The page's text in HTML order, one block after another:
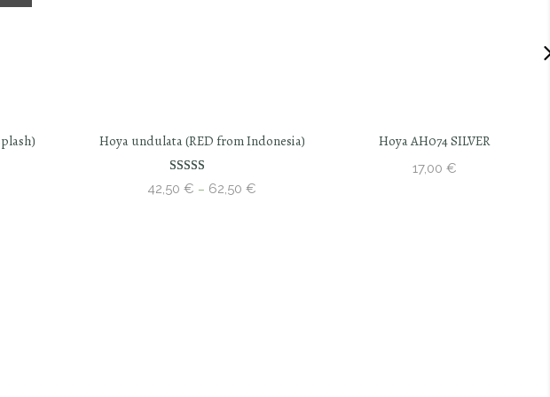
Hoya undulata (RED from Indonesia)
Avaliação
5.00de 5
42,50€ – 62,50€
Hoya AH074 SILVER
17,00 €